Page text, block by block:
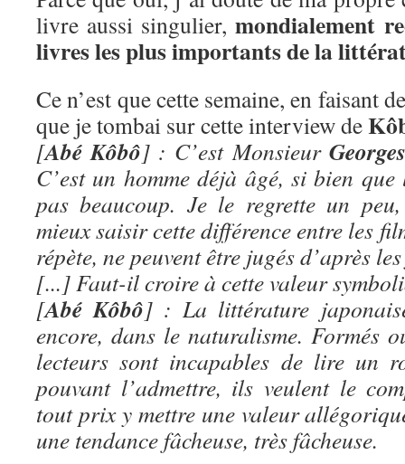
livre aussi singulier,mondialement
livres les plus importants de la
Ce n’est que cette semaine, en faisant
que je tombai sur cette interview de
[Abé Kôbô] : C’est Monsieur
C’est un homme déjà âgé, si bien
pas beaucoup. Je le regrette un
mieux saisir cette différence entre les
répète, ne peuvent être jugés d’après
[...] Faut-il croire à cette valeur
[Abé Kôbô] : La littérature
encore, dans le naturalisme. Formés
lecteurs sont incapables de lire un
pouvant l’admettre, ils veulent le
tout prix y mettre une valeur
une tendance fâcheuse, très fâcheuse.